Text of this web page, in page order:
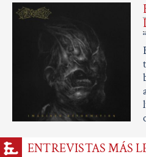
ENTREVISTAS MÁS